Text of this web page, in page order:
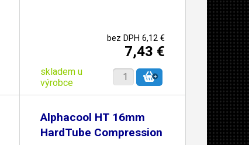
bez DPH 6,12 €
7,43 €
skladem u
výrobce
Alphacool HT 16mm
HardTube Compression